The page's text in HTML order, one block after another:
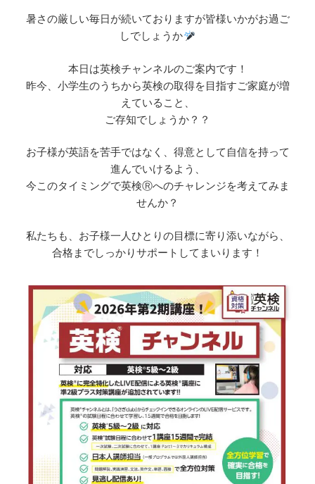
暑さの厳しい毎日が続いておりますが皆様いかがお過ご
しでしょうか
本日は英検チャンネルのご案内です！
昨今、小学生のうちから英検の取得を目指すご家庭が増
えていること、
ご存知でしょうか？？
お子様が英語を苦手ではなく、得意として自信を持って
進んでいけるよう、
今このタイミングで英検Ⓡへのチャレンジを考えてみま
せんか？
私たちも、お子様一人ひとりの目標に寄り添いながら、
合格までしっかりサポートしてまいります！